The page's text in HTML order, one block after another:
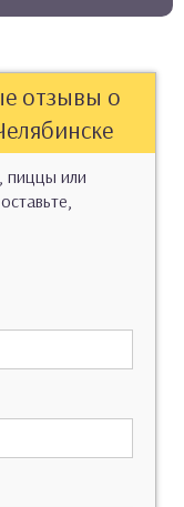
отзывы о
пиццы или